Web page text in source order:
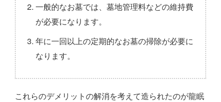
一般的なお墓では、墓地管理料などの維持費
が必要になります。
年に一回以上の定期的なお墓の掃除が必要に
なります。
これらのデメリットの解消を考えて造られたのが龍眠